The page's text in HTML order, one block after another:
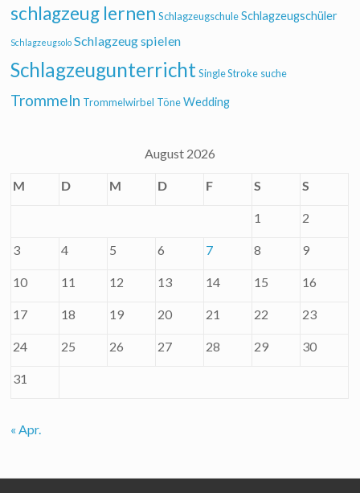
schlagzeug lernen Schlagzeugschule Schlagzeugschüler
Schlagzeugsolo Schlagzeug spielen
Schlagzeugunterricht Single Stroke suche
Trommeln Trommelwirbel Töne Wedding
August 2026
M D M D F S S
1 2
3 4 5 6 7 8 9
10 11 12 13 14 15 16
17 18 19 20 21 22 23
24 25 26 27 28 29 30
31
« Apr.